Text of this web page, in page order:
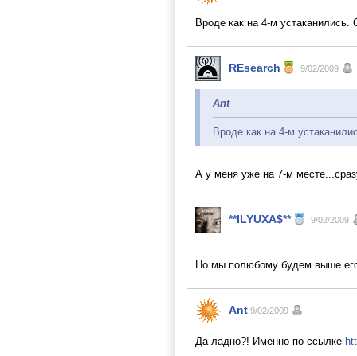
Вроде как на 4-м устаканились.
REsearch 9/02/2009
Ant
Вроде как на 4-м
А у меня уже на 7-м
**ILYUXA$** 9/02/2009
Но мы полюбому будем выше
Ant 9/02/2009
Да ладно?! Именно по ссылке